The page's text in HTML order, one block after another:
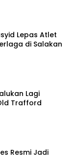
Lepas Atlet
di Salakan
Lagi
Trafford
Resmi Jadi